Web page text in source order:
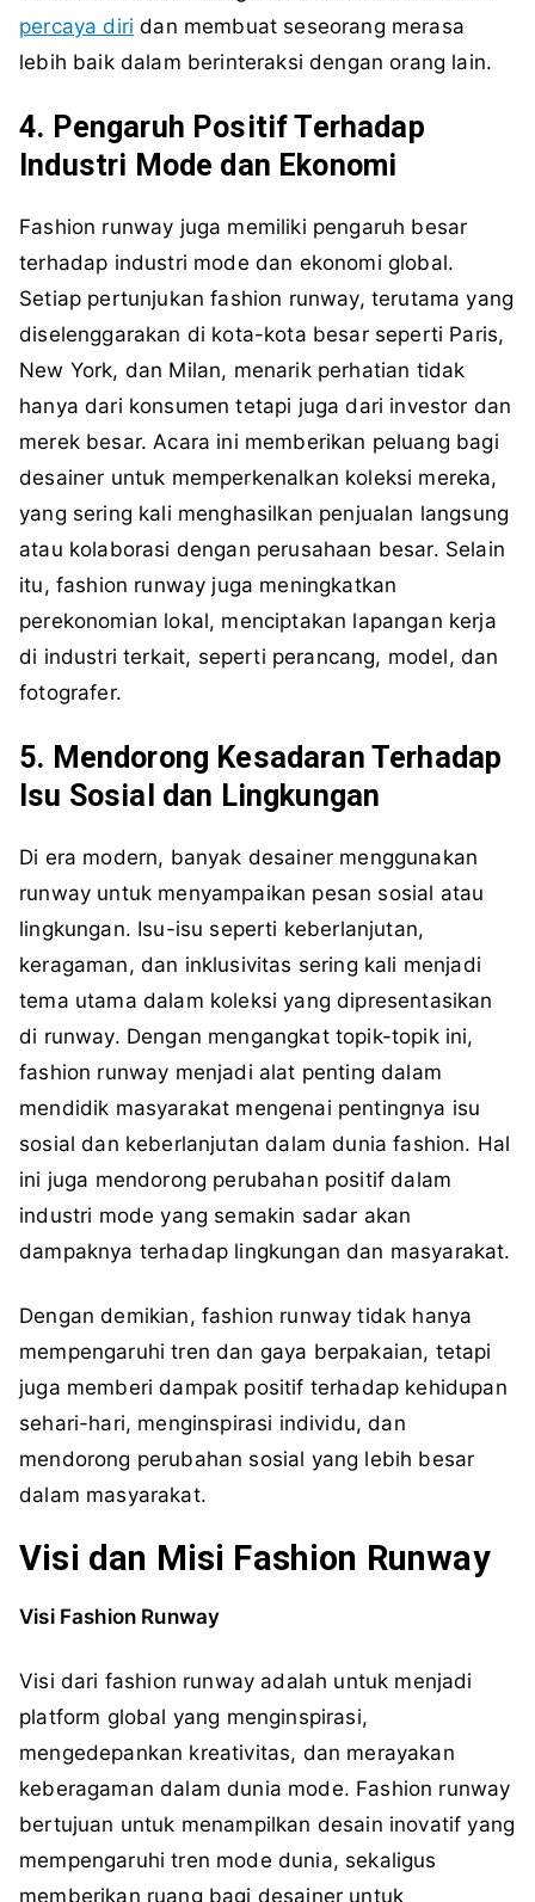
percaya diri dan membuat seseorang merasa
lebih baik dalam berinteraksi dengan orang lain.
4. Pengaruh Positif Terhadap
Industri Mode dan Ekonomi
Fashion runway juga memiliki pengaruh besar
terhadap industri mode dan ekonomi global.
Setiap pertunjukan fashion runway, terutama yang
diselenggarakan di kota-kota besar seperti Paris,
New York, dan Milan, menarik perhatian tidak
hanya dari konsumen tetapi juga dari investor dan
merek besar. Acara ini memberikan peluang bagi
desainer untuk memperkenalkan koleksi mereka,
yang sering kali menghasilkan penjualan langsung
atau kolaborasi dengan perusahaan besar. Selain
itu, fashion runway juga meningkatkan
perekonomian lokal, menciptakan lapangan kerja
di industri terkait, seperti perancang, model, dan
fotografer.
5. Mendorong Kesadaran Terhadap
Isu Sosial dan Lingkungan
Di era modern, banyak desainer menggunakan
runway untuk menyampaikan pesan sosial atau
lingkungan. Isu-isu seperti keberlanjutan,
keragaman, dan inklusivitas sering kali menjadi
tema utama dalam koleksi yang dipresentasikan
di runway. Dengan mengangkat topik-topik ini,
fashion runway menjadi alat penting dalam
mendidik masyarakat mengenai pentingnya isu
sosial dan keberlanjutan dalam dunia fashion. Hal
ini juga mendorong perubahan positif dalam
industri mode yang semakin sadar akan
dampaknya terhadap lingkungan dan masyarakat.
Dengan demikian, fashion runway tidak hanya
mempengaruhi tren dan gaya berpakaian, tetapi
juga memberi dampak positif terhadap kehidupan
sehari-hari, menginspirasi individu, dan
mendorong perubahan sosial yang lebih besar
dalam masyarakat.
Visi dan Misi Fashion Runway
Visi Fashion Runway
Visi dari fashion runway adalah untuk menjadi
platform global yang menginspirasi,
mengedepankan kreativitas, dan merayakan
keberagaman dalam dunia mode. Fashion runway
bertujuan untuk menampilkan desain inovatif yang
mempengaruhi tren mode dunia, sekaligus
memberikan ruang bagi desainer untuk